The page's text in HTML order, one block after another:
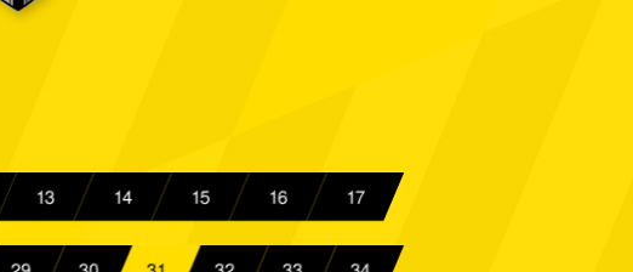
Alemannia Aachen
Lüner SV Spielbericht
Alemannia Aachen Spielbericht
13 14 15 16 17